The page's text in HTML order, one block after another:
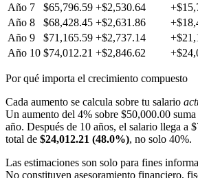
Año 7
$65,796.59 +$2,530.64
Año 8
$68,428.45 +$2,631.86
Año 9
$71,165.59 +$2,737.14
Año 10 $74,012.21 +$2,846.62
Por qué importa el crecimiento compuesto
Cada aumento se calcula sobre tu salario
Un aumento del 4% sobre $50,000.00 suma
año. Después de 10 años, el salario llega a
total de $24,012.21 (48.0%), no solo 40%.
Las estimaciones son solo para fines
No constituyen asesoramiento financiero,